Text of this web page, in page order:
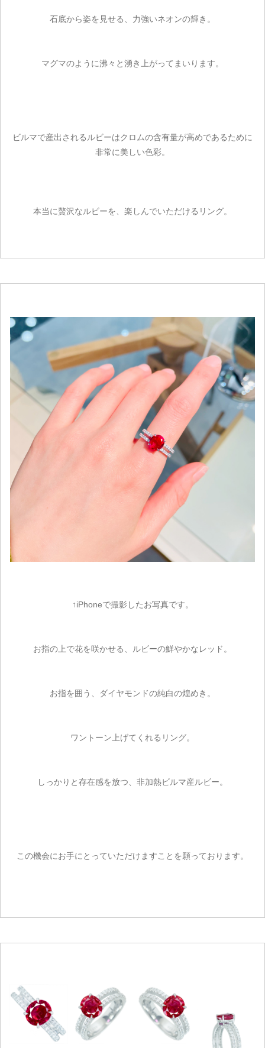
石底から姿を見せる、力強いネオンの輝き。
マグマのように沸々と湧き上がってまいります。
ビルマで産出されるルビーはクロムの含有量が高めであるために
非常に美しい色彩。
本当に贅沢なルビーを、楽しんでいただけるリング。
↑iPhoneで撮影したお写真です。
お指の上で花を咲かせる、ルビーの鮮やかなレッド。
お指を囲う、ダイヤモンドの純白の煌めき。
ワントーン上げてくれるリング。
しっかりと存在感を放つ、非加熱ビルマ産ルビー。
この機会にお手にとっていただけますことを願っております。
カートを見る